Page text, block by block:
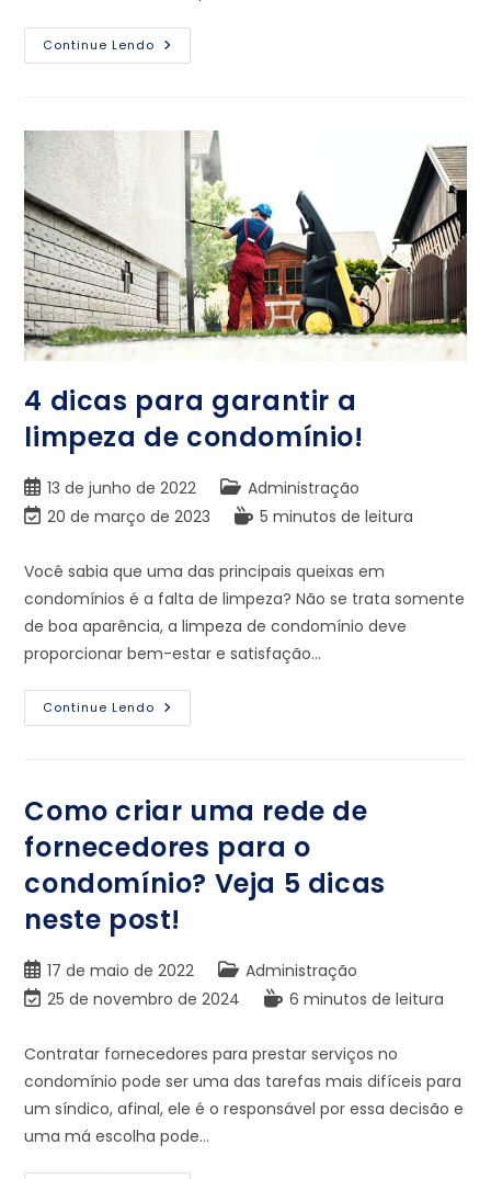
Continue Lendo
4 dicas para garantir a
limpeza de condomínio!
13 de junho de 2022
Administração
20 de março de 2023
5 minutos de leitura
Você sabia que uma das principais queixas em
condomínios é a falta de limpeza? Não se trata somente
de boa aparência, a limpeza de condomínio deve
proporcionar bem-estar e satisfação…
Continue Lendo
Como criar uma rede de
fornecedores para o
condomínio? Veja 5 dicas
neste post!
17 de maio de 2022
Administração
25 de novembro de 2024
6 minutos de leitura
Contratar fornecedores para prestar serviços no
condomínio pode ser uma das tarefas mais difíceis para
um síndico, afinal, ele é o responsável por essa decisão e
uma má escolha pode…